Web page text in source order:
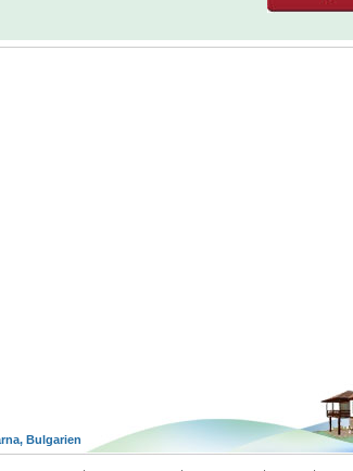
Bulgarien